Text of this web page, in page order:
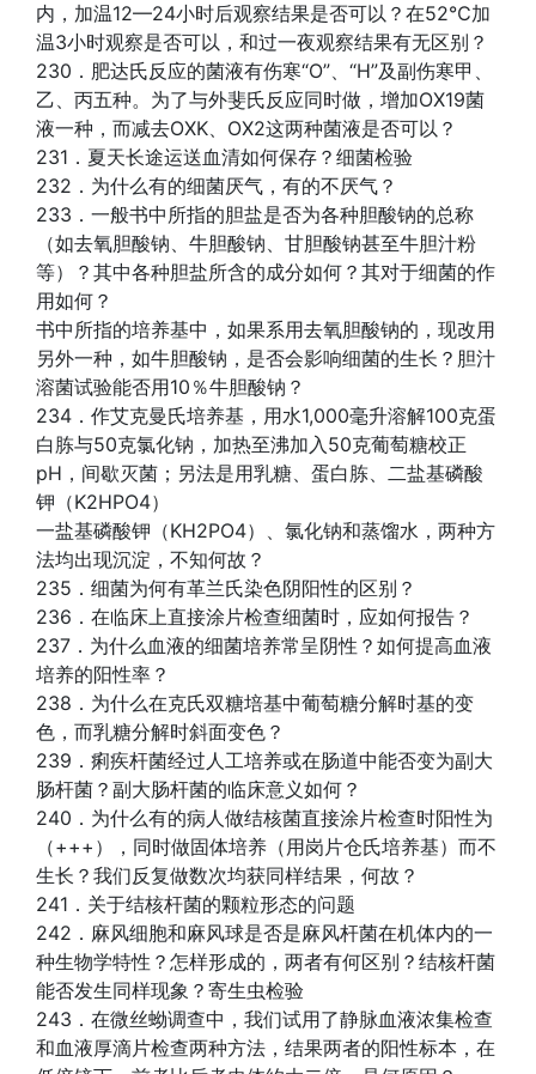
内，加温12—24小时后观察结果是否可以？在52℃加
温3小时观察是否可以，和过一夜观察结果有无区别？
230．肥达氏反应的菌液有伤寒“O”、“H”及副伤寒甲、
乙、丙五种。为了与外斐氏反应同时做，增加OX19菌
液一种，而减去OXK、OX2这两种菌液是否可以？
231．夏天长途运送血清如何保存？细菌检验
232．为什么有的细菌厌气，有的不厌气？
233．一般书中所指的胆盐是否为各种胆酸钠的总称
（如去氧胆酸钠、牛胆酸钠、甘胆酸钠甚至牛胆汁粉
等）？其中各种胆盐所含的成分如何？其对于细菌的作
用如何？
书中所指的培养基中，如果系用去氧胆酸钠的，现改用
另外一种，如牛胆酸钠，是否会影响细菌的生长？胆汁
溶菌试验能否用10％牛胆酸钠？
234．作艾克曼氏培养基，用水1,000毫升溶解100克蛋
白胨与50克氯化钠，加热至沸加入50克葡萄糖校正
pH，间歇灭菌；另法是用乳糖、蛋白胨、二盐基磷酸
钾（K2HPO4）
一盐基磷酸钾（KH2PO4）、氯化钠和蒸馏水，两种方
法均出现沉淀，不知何故？
235．细菌为何有革兰氏染色阴阳性的区别？
236．在临床上直接涂片检查细菌时，应如何报告？
237．为什么血液的细菌培养常呈阴性？如何提高血液
培养的阳性率？
238．为什么在克氏双糖培基中葡萄糖分解时基的变
色，而乳糖分解时斜面变色？
239．痢疾杆菌经过人工培养或在肠道中能否变为副大
肠杆菌？副大肠杆菌的临床意义如何？
240．为什么有的病人做结核菌直接涂片检查时阳性为
（+++），同时做固体培养（用岗片仓氏培养基）而不
生长？我们反复做数次均获同样结果，何故？
241．关于结核杆菌的颗粒形态的问题
242．麻风细胞和麻风球是否是麻风杆菌在机体内的一
种生物学特性？怎样形成的，两者有何区别？结核杆菌
能否发生同样现象？寄生虫检验
243．在微丝蚴调查中，我们试用了静脉血液浓集检查
和血液厚滴片检查两种方法，结果两者的阳性标本，在